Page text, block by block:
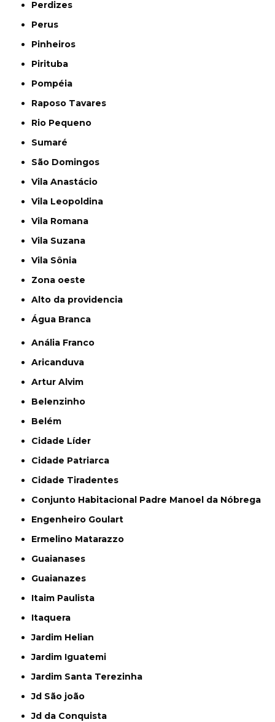
Perdizes
Perus
Pinheiros
Pirituba
Pompéia
Raposo Tavares
Rio Pequeno
Sumaré
São Domingos
Vila Anastácio
Vila Leopoldina
Vila Romana
Vila Suzana
Vila Sônia
Zona oeste
alto da providencia
Água Branca
Anália Franco
Aricanduva
Artur Alvim
Belenzinho
Belém
Cidade Líder
Cidade Patriarca
Cidade Tiradentes
Conjunto Habitacional Padre Manoel da Nóbrega
Engenheiro Goulart
Ermelino Matarazzo
Guaianases
Guaianazes
Itaim Paulista
Itaquera
Jardim Helian
Jardim Iguatemi
Jardim Santa Terezinha
Jd São joão
Jd da Conquista